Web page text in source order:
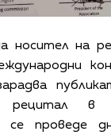
носител на
рецитал в
проведе